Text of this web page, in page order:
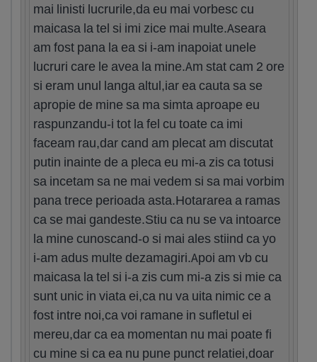
mai linisti lucrurile,da eu mai vorbesc cu
maicasa la tel si imi zice mai multe.Aseara
am fost pana la ea si i-am inapoiat unele
lucruri care le avea la mine.Am stat cam 2 ore
si eram unul langa altul,iar ea cauta sa se
apropie de mine sa ma simta aproape eu
raspunzandu-i tot la fel cu toate ca imi
faceam rau,dar cand am plecat am discutat
putin inainte de a pleca eu mi-a zis ca totusi
sa incetam sa ne mai vedem si sa mai vorbim
pana trece perioada asta.Hotararea a ramas
ca se mai gandeste.Stiu ca nu se va intoarce
la mine cunoscand-o si mai ales stiind ca yo
i-am adus multe dezamagiri.Apoi am vb cu
maicasa la tel si i-a zis cum mi-a zis si mie ca
sunt unic in viata ei,ca nu va uita nimic ce a
fost intre noi,ca voi ramane in sufletul ei
mereu,dar ca ea momentan nu mai poate fi
cu mine si ca ea nu pune punct relatiei,doar